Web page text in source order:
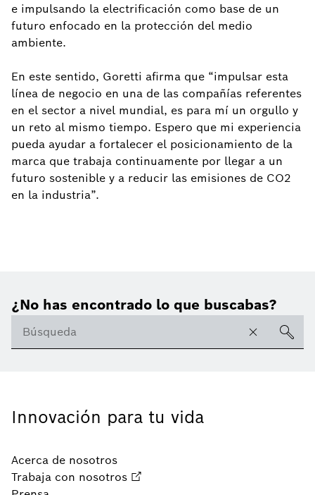
e impulsando la electrificación como base de un
futuro enfocado en la protección del medio
ambiente.
En este sentido, Goretti afirma que “impulsar esta
línea de negocio en una de las compañías referentes
en el sector a nivel mundial, es para mí un orgullo y
un reto al mismo tiempo. Espero que mi experiencia
pueda ayudar a fortalecer el posicionamiento de la
marca que trabaja continuamente por llegar a un
futuro sostenible y a reducir las emisiones de CO2
en la industria”.
¿No has encontrado lo que buscabas?
Innovación para tu vida
Acerca de nosotros
Trabaja con nosotros